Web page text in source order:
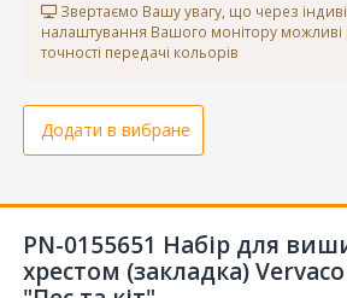
Звертаємо Вашу увагу, що через
налаштування Вашого монітору
точності передачі кольорів
Додати в вибране
PN-0155651 Набір для
хрестом (закладка)